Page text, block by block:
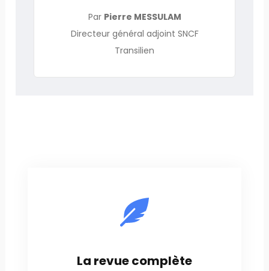
Par Pierre MESSULAM
Directeur général adjoint SNCF
Transilien
La revue complète